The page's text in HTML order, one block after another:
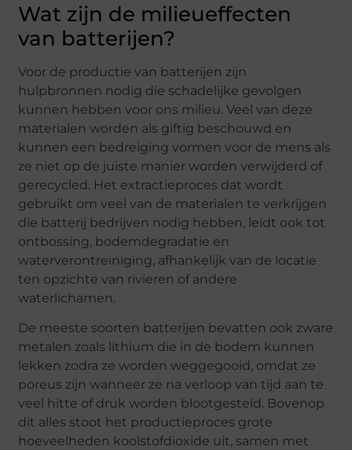
Wat zijn de milieueffecten
van batterijen?
Voor de productie van batterijen zijn
hulpbronnen nodig die schadelijke gevolgen
kunnen hebben voor ons milieu. Veel van deze
materialen worden als giftig beschouwd en
kunnen een bedreiging vormen voor de mens als
ze niet op de juiste manier worden verwijderd of
gerecycled. Het extractieproces dat wordt
gebruikt om veel van de materialen te verkrijgen
die batterij bedrijven nodig hebben, leidt ook tot
ontbossing, bodemdegradatie en
waterverontreiniging, afhankelijk van de locatie
ten opzichte van rivieren of andere
waterlichamen.
De meeste soorten batterijen bevatten ook zware
metalen zoals lithium die in de bodem kunnen
lekken zodra ze worden weggegooid, omdat ze
poreus zijn wanneer ze na verloop van tijd aan te
veel hitte of druk worden blootgesteld. Bovenop
dit alles stoot het productieproces grote
hoeveelheden koolstofdioxide uit, samen met